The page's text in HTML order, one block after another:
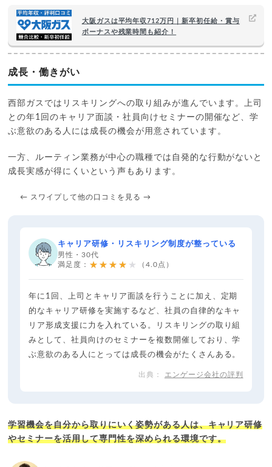
大阪ガスは平均年収712万円｜新卒初任給・賞与
ボーナスや残業時間も紹介！
成長・働きがい
西部ガスではリスキリングへの取り組みが進んでいます。上司
との年1回のキャリア面談・社員向けセミナーの開催など、学
ぶ意欲のある人には成長の機会が用意されています。
一方、ルーティン業務が中心の職種では自発的な行動がないと
成長実感が得にくいという声もあります。
← スワイプして他の口コミを見る →
キャリア研修・リスキリング制度が整っている
男性・30代
満足度： ★★★★★ （4.0点）
年に1回、上司とキャリア面談を行うことに加え、定期
的なキャリア研修を実施するなど、社員の自律的なキャ
リア形成支援に力を入れている。リスキリングの取り組
みとして、社員向けのセミナーを複数開催しており、学
ぶ意欲のある人にとっては成長の機会がたくさんある。
エンゲージ会社の評判
学習機会を自分から取りにいく姿勢がある人は、キャリア研修
やセミナーを活用して専門性を深められる環境です。